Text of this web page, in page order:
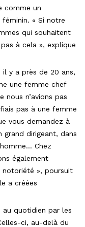
comme un
« Si notre
qui souhaitent
à cela », explique
il y a près de 20 ans,
une femme chef
nous n’avions pas
pas à une femme
vous demandez à
grand dirigeant, dans
Chez
également
», poursuit
a créées
au quotidien par les
ci, au-delà du